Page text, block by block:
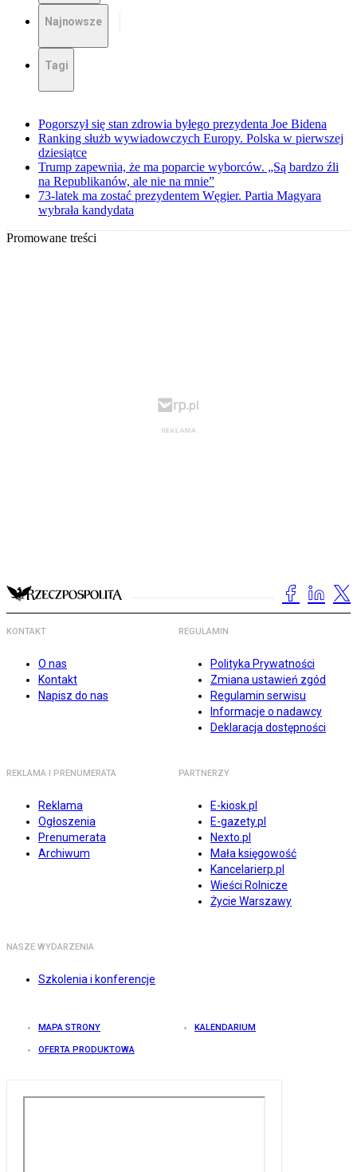
Najnowsze
Tagi
Pogorszył się stan zdrowia byłego prezydenta Joe Bidena
Ranking służb wywiadowczych Europy. Polska w pierwszej
dziesiątce
Trump zapewnia, że ma poparcie wyborców. „Są bardzo źli
na Republikanów, ale nie na mnie”
73-latek ma zostać prezydentem Węgier. Partia Magyara
wybrała kandydata
Promowane treści
KONTAKT
O nas
Kontakt
Napisz do nas
REGULAMIN
Polityka Prywatności
Zmiana ustawień zgód
Regulamin serwisu
Informacje o nadawcy
Deklaracja dostępności
REKLAMA I PRENUMERATA
Reklama
Ogłoszenia
Prenumerata
Archiwum
PARTNERZY
E-kiosk.pl
E-gazety.pl
Nexto.pl
Mała księgowość
Kancelarierp.pl
Wieści Rolnicze
Życie Warszawy
NASZE WYDARZENIA
Szkolenia i konferencje
MAPA STRONY KALENDARIUM
OFERTA PRODUKTOWA